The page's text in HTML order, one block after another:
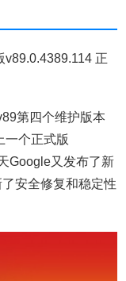
正
第四个维护版本
一个正式版
Google又发布了新
安全修复和稳定性